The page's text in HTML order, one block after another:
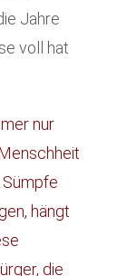
Jahre
voll hat
nur
Sümpfe
hängt
die